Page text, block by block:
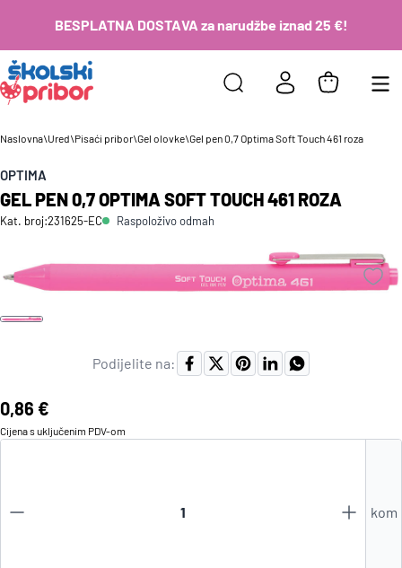
BESPLATNA DOSTAVA za narudžbe iznad 25 €!
Podijelite na:
Naslovna\Ured\Pisaći pribor\Gel olovke\Gel pen 0,7 Optima Soft Touch 461 roza
OPTIMA
GEL PEN 0,7 OPTIMA SOFT TOUCH 461 ROZA
Kat. broj:231625-EC Raspoloživo odmah
Cijena:
0,86 €
Cijena s uključenim PDV-om
kom